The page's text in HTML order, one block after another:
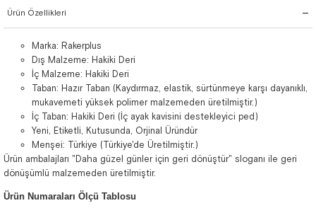
Ürün Özellikleri
Marka: Rakerplus
Dış Malzeme: Hakiki Deri
İç Malzeme: Hakiki Deri
Taban: Hazır Taban (Kaydırmaz, elastik, sürtünmeye karşı dayanıklı,
mukavemeti yüksek polimer malzemeden üretilmiştir.)
İç Taban: Hakiki Deri (İç ayak kavisini destekleyici ped)
Yeni, Etiketli, Kutusunda, Orjinal Üründür
Menşei: Türkiye (Türkiye'de Üretilmiştir.)
Ürün ambalajları "Daha güzel günler için geri dönüştür" sloganı ile geri
dönüşümlü malzemeden üretilmiştir.
Ürün Numaraları Ölçü Tablosu